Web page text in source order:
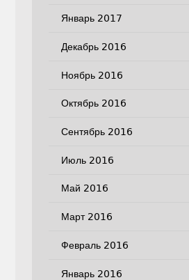
Январь 2017
Декабрь 2016
Ноябрь 2016
Октябрь 2016
Сентябрь 2016
Июль 2016
Май 2016
Март 2016
Февраль 2016
Январь 2016